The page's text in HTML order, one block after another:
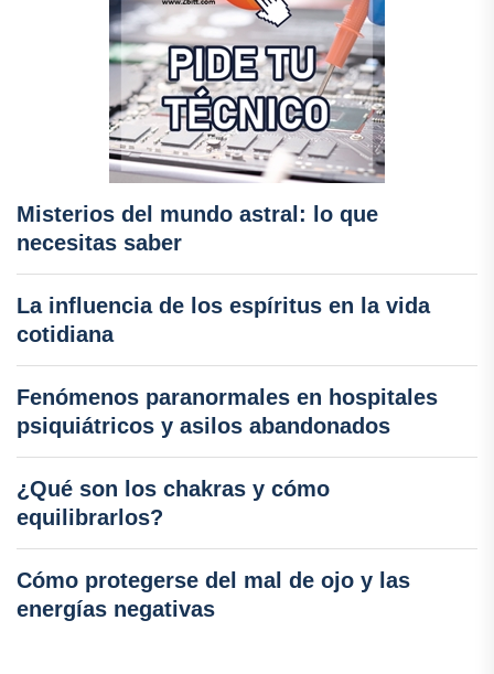
Misterios del mundo astral: lo que
necesitas saber
La influencia de los espíritus en la vida
cotidiana
Fenómenos paranormales en hospitales
psiquiátricos y asilos abandonados
¿Qué son los chakras y cómo
equilibrarlos?
Cómo protegerse del mal de ojo y las
energías negativas